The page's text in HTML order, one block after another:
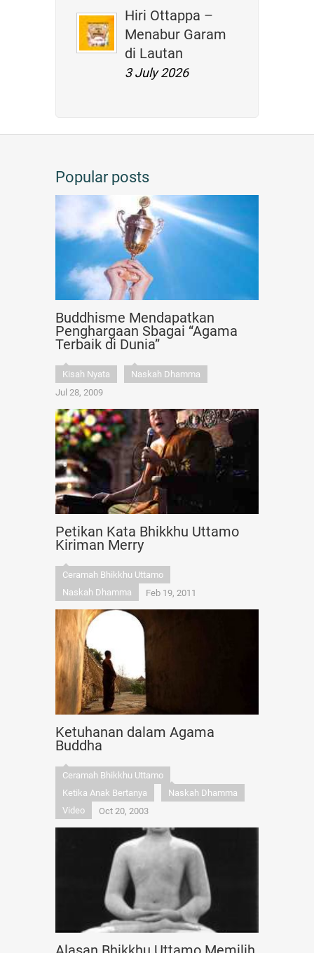
Hiri Ottappa –
Menabur Garam
di Lautan
3 July 2026
Popular posts
Buddhisme Mendapatkan
Penghargaan Sbagai “Agama
Terbaik di Dunia”
Kisah Nyata
Naskah Dhamma
Jul 28, 2009
Petikan Kata Bhikkhu Uttamo
Kiriman Merry
Ceramah Bhikkhu Uttamo
Naskah Dhamma
Feb 19, 2011
Ketuhanan dalam Agama
Buddha
Ceramah Bhikkhu Uttamo
Ketika Anak Bertanya
Naskah Dhamma
Video
Oct 20, 2003